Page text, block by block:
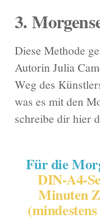
3.
Diese Methode
Autorin Julia
Weg des
was es mit den
schreibe dir hier
Für die
DIN-A4-
Minuten